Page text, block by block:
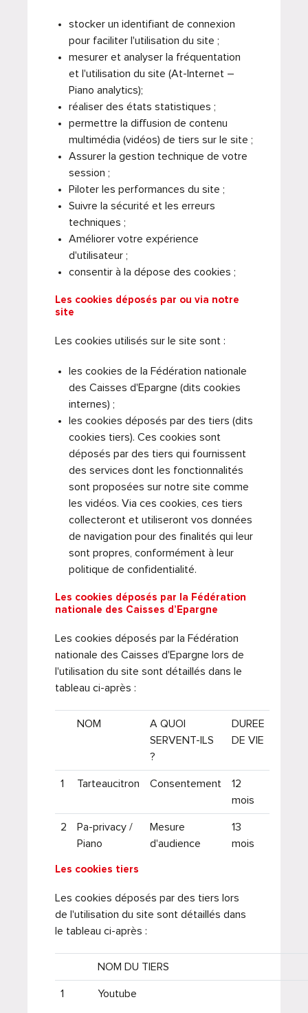
stocker un identifiant de connexion
pour faciliter l'utilisation du site ;
mesurer et analyser la fréquentation
et l'utilisation du site (At-Internet –
Piano analytics);
réaliser des états statistiques ;
permettre la diffusion de contenu
multimédia (vidéos) de tiers sur le site ;
Assurer la gestion technique de votre
session ;
Piloter les performances du site ;
Suivre la sécurité et les erreurs
techniques ;
Améliorer votre expérience
d'utilisateur ;
consentir à la dépose des cookies ;
Les cookies déposés par ou via notre
site
Les cookies utilisés sur le site sont :
les cookies de la Fédération nationale
des Caisses d'Epargne (dits cookies
internes) ;
les cookies déposés par des tiers (dits
cookies tiers). Ces cookies sont
déposés par des tiers qui fournissent
des services dont les fonctionnalités
sont proposées sur notre site comme
les vidéos. Via ces cookies, ces tiers
collecteront et utiliseront vos données
de navigation pour des finalités qui leur
sont propres, conformément à leur
politique de confidentialité.
Les cookies déposés par la Fédération
nationale des Caisses d’Epargne
Les cookies déposés par la Fédération
nationale des Caisses d'Epargne lors de
l'utilisation du site sont détaillés dans le
tableau ci-après :
NOM
A QUOI
SERVENT-ILS
?
DUREE
DE VIE
1 Tarteaucitron Consentement
12
mois
2
Pa-privacy /
Piano
Mesure
d'audience
13
mois
Les cookies tiers
Les cookies déposés par des tiers lors
de l'utilisation du site sont détaillés dans
le tableau ci-après :
NOM DU TIERS
1 Youtube